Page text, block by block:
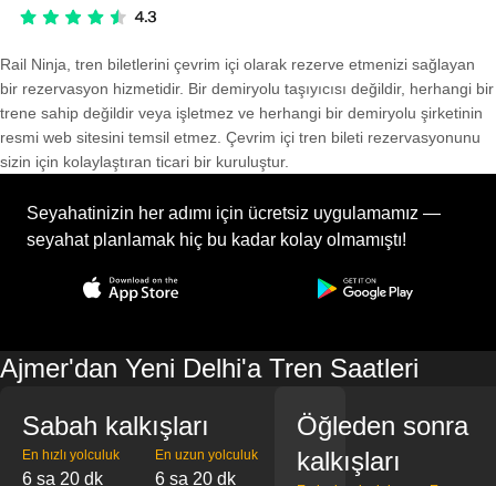
Rail Ninja, tren biletlerini çevrim içi olarak rezerve etmenizi sağlayan
bir rezervasyon hizmetidir. Bir demiryolu taşıyıcısı değildir, herhangi bir
trene sahip değildir veya işletmez ve herhangi bir demiryolu şirketinin
resmi web sitesini temsil etmez. Çevrim içi tren bileti rezervasyonunu
sizin için kolaylaştıran ticari bir kuruluştur.
Seyahatinizin her adımı için ücretsiz uygulamamız —
seyahat planlamak hiç bu kadar kolay olmamıştı!
Ajmer'dan Yeni Delhi'a Tren Saatleri
Sabah kalkışları
En hızlı yolculuk
6 sa 20 dk
En uzun yolculuk
6 sa 20 dk
Öğleden sonra
kalkışları